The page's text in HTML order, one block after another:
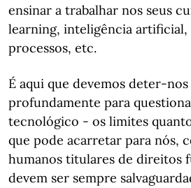
ensinar a trabalhar nos seus
learning, inteligência artificial,
processos, etc.
É aqui que devemos deter-
profundamente para
tecnológico - os limites
que pode acarretar para nós,
humanos titulares de direitos
devem ser sempre